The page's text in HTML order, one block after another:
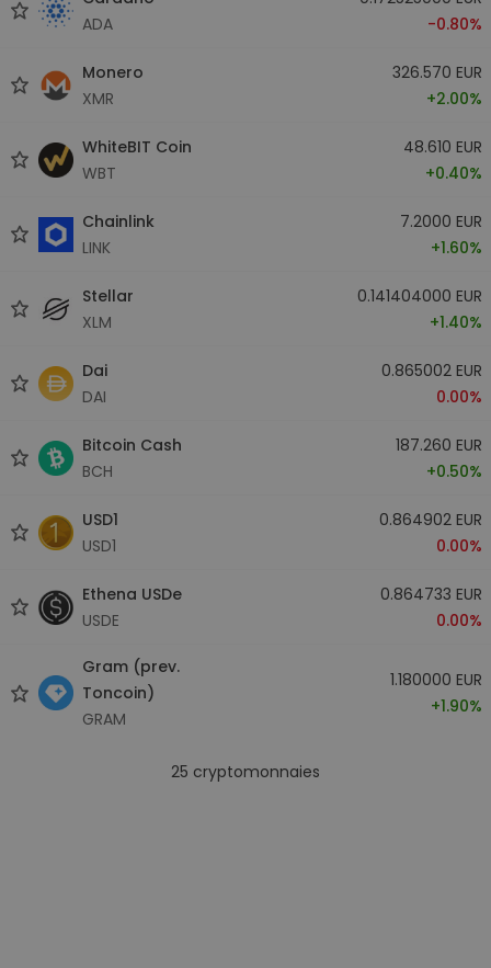
ADA
-0.80%
Monero
XMR
326.570 EUR
+2.00%
WhiteBIT Coin
WBT
48.610 EUR
+0.40%
Chainlink
LINK
7.2000 EUR
+1.60%
Stellar
XLM
0.141404000 EUR
+1.40%
Dai
DAI
0.865002 EUR
0.00%
Bitcoin Cash
BCH
187.260 EUR
+0.50%
USD1
USD1
0.864902 EUR
0.00%
Ethena USDe
USDE
0.864733 EUR
0.00%
Gram (prev.
Toncoin)
GRAM
1.180000 EUR
+1.90%
25 cryptomonnaies